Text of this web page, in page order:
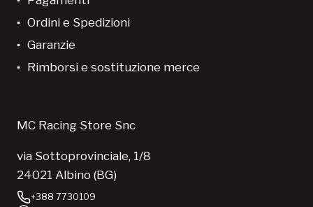
Ordini e Spedizioni
Garanzie
Rimborsi e sostituzione merce
MC Racing Store Snc
via Sottoprovinciale, 1/8
24021 Albino (BG)
+388 7730109